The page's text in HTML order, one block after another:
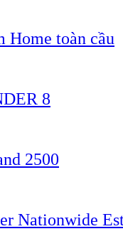
Home toàn cầu
8
2500
Nationwide